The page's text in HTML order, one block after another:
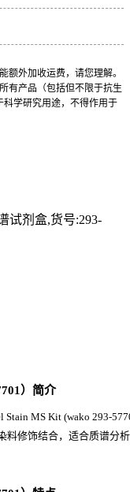
额外加收运费，请您理解。
有产品（包括但不限于抗生
学研究用途，不得作用于
试剂盒,货号:293-
）简介
Stain MS Kit (wako 293-
料修饰结合，适合质谱分